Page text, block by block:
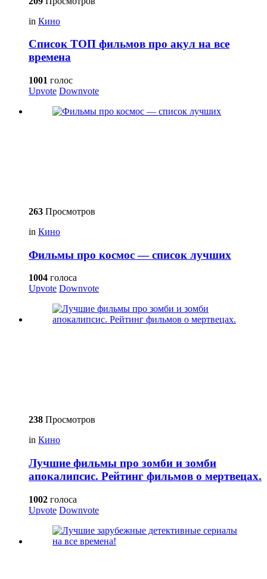
in Кино
Список ТОП фильмов про акул на все
времена
1001 голос
Upvote Downvote
263 Просмотров
in Кино
Фильмы про космос — список лучших
1004 голоса
Upvote Downvote
238 Просмотров
in Кино
Лучшие фильмы про зомби и зомби
апокалипсис. Рейтинг фильмов о мертвецах.
1002 голоса
Upvote Downvote